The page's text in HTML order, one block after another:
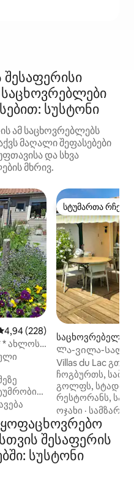
შესაფერისი
სუსტონი
ამ საცხოვრებლებს
მაღალი შეფასებები
და სხვა
მხრივ.
შეფასებაა 5‑დან
4,94 (228)
ტბასთან
სტუმართა
სტუმართა
საცხოვრებელი
Ლა-ვილა-სალე
Villas du Lac
ჩოგბურთს,
გოლფს,
რესტორანს,
ველოსიპედის
(300 მეტრი) და
მეტრი), ჩვენი
იდეალურად
პირდაპირ
ოჯახი ·
შესაფერის
სუსტონი